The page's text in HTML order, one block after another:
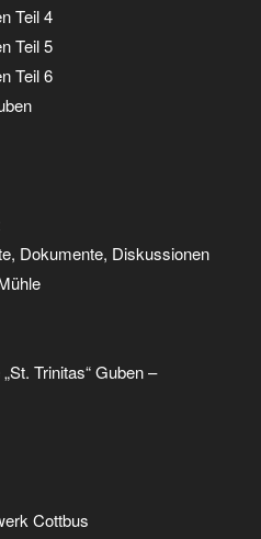
Teil 4
Teil 5
Teil 6
Dokumente, Diskussionen
Trinitas“ Guben –
Cottbus